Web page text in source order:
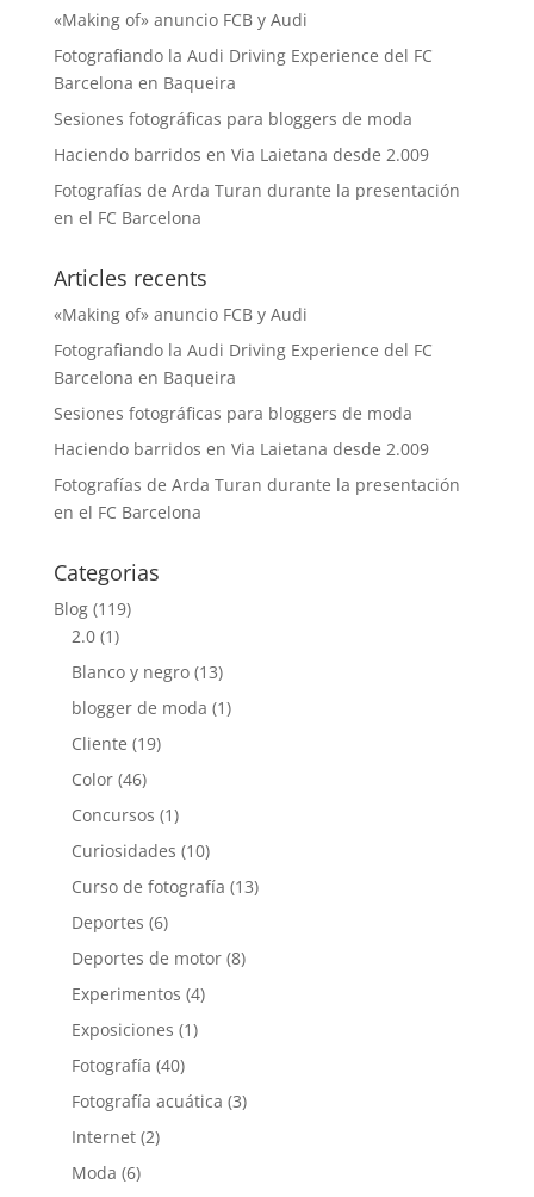
«Making of» anuncio FCB y Audi
Fotografiando la Audi Driving Experience del FC
Barcelona en Baqueira
Sesiones fotográficas para bloggers de moda
Haciendo barridos en Via Laietana desde 2.009
Fotografías de Arda Turan durante la presentación
en el FC Barcelona
Articles recents
«Making of» anuncio FCB y Audi
Fotografiando la Audi Driving Experience del FC
Barcelona en Baqueira
Sesiones fotográficas para bloggers de moda
Haciendo barridos en Via Laietana desde 2.009
Fotografías de Arda Turan durante la presentación
en el FC Barcelona
Categorias
Blog(119)
2.0(1)
Blanco y negro(13)
blogger de moda (1)
Cliente (19)
Color(46)
Concursos (1)
Curiosidades (10)
Curso de fotografía (13)
Deportes (6)
Deportes de motor(8)
Experimentos (4)
Exposiciones (1)
Fotografía (40)
Fotografía acuática (3)
Internet(2)
Moda (6)